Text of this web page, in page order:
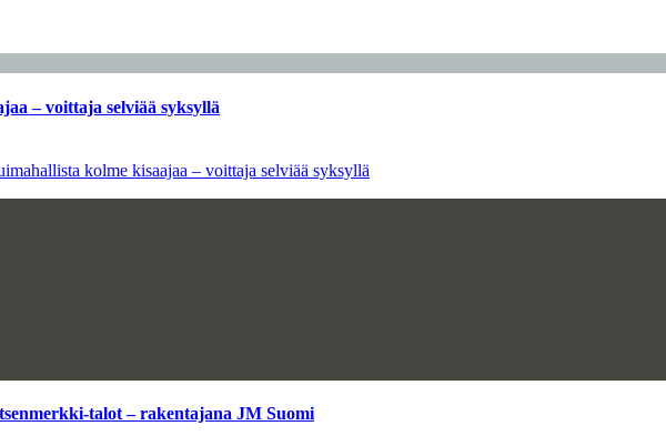
– voittaja selviää syksyllä
kolme kisaajaa – voittaja selviää syksyllä
talot – rakentajana JM Suomi